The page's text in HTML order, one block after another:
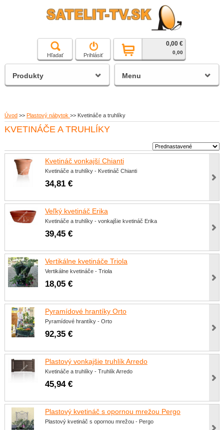
čierna a biela technika
satelitné prijímače
Hľadať Prihlásiť
0,00 €
0,00
Úvod >> Plastový nábytok >> Kvetináče a truhlíky
KVETINÁČE A TRUHLÍKY
Kvetináč vonkajší Chianti
Kvetináče a truhlíky - Kvetináč Chianti
34,81 €
Veľký kvetináč Erika
Kvetináče a truhlíky - vonkajšie kvetináč Erika
39,45 €
Vertikálne kvetináče Triola
Vertikálne kvetináče - Triola
18,05 €
Pyramídové hrantíky Orto
Pyramídové hrantíky - Orto
92,35 €
Plastový vonkajšie truhlík Arredo
Kvetináče a truhlíky - Truhlík Arredo
45,94 €
Plastový kvetináč s opornou mrežou Pergo
Plastový kvetináč s opornou mrežou - Pergo
Produkty Menu